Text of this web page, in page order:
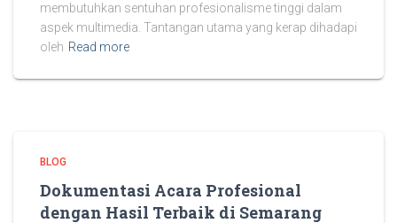
membutuhkan sentuhan profesionalisme tinggi dalam
aspek multimedia. Tantangan utama yang kerap dihadapi
oleh Read more
BLOG
Dokumentasi Acara Profesional
dengan Hasil Terbaik di Semarang